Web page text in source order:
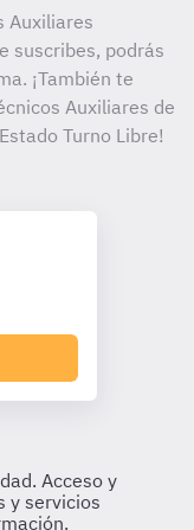
Auxiliares
suscribes, podrás
¡También te
Auxiliares de
Turno Libre!